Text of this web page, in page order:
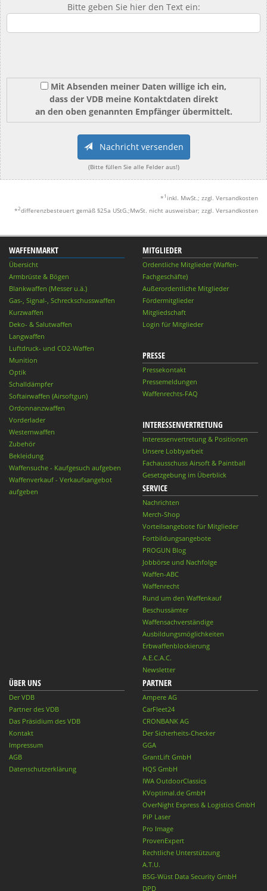
Bitte geben Sie hier den Text ein:
Mit Absenden meiner Daten willige ich ein,
dass der VDB meine Kontaktdaten direkt
an den oben genannten Empfänger übermittelt.
Nachricht versenden
(Bitte füllen Sie alle Felder aus!)
* 1 inkl. MwSt.; zzgl. Versandkosten
*2differenzbesteuert gemäß §25a UStG.;MwSt. nicht ausweisbar; zzgl. Versandkosten
WAFFENMARKT
Übersicht
Armbrüste & Bögen
Blankwaffen (Messer u.ä.)
Gas-, Signal-, Schreckschusswaffen
Kurzwaffen
Deko- & Salutwaffen
Langwaffen
Luftdruck- und CO2-Waffen
Munition
Optik
Schalldämpfer
Softairwaffen (Airsoftgun)
Ordonnanzwaffen
Vorderlader
Westernwaffen
Zubehör
Bekleidung
Waffensuche - Kaufgesuch aufgeben
Waffenverkauf - Verkaufsangebot
aufgeben
MITGLIEDER
Ordentliche Mitglieder (Waffen-
Fachgeschäfte)
Außerordentliche Mitglieder
Fördermitglieder
Mitgliedschaft
Login für Mitglieder
PRESSE
Pressekontakt
Pressemeldungen
Waffenrechts-FAQ
INTERESSENVERTRETUNG
Interessenvertretung & Positionen
Unsere Lobbyarbeit
Fachausschuss Airsoft & Paintball
Gesetzgebung im Überblick
SERVICE
Nachrichten
Merch-Shop
Vorteilsangebote für Mitglieder
Fortbildungsangebote
PROGUN Blog
Jobbörse und Nachfolge
Waffen-ABC
Waffenrecht
Rund um den Waffenkauf
Beschussämter
Waffensachverständige
Ausbildungsmöglichkeiten
Erbwaffenblockierung
A.E.C.A.C.
Newsletter
ÜBER UNS
Der VDB
Partner des VDB
Das Präsidium des VDB
Kontakt
Impressum
AGB
Datenschutzerklärung
PARTNER
Ampere AG
CarFleet24
CRONBANK AG
Der Sicherheits-Checker
GGA
GrantLift GmbH
HQS GmbH
IWA OutdoorClassics
KVoptimal.de GmbH
OverNight Express & Logistics GmbH
PiP Laser
Pro Image
ProvenExpert
Rechtliche Unterstützung
A.T.U.
BSG-Wüst Data Security GmbH
DPD